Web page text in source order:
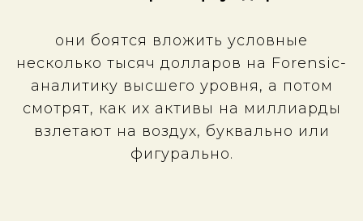
они боятся вложить условные
несколько тысяч долларов на Forensic-
аналитику высшего уровня, а потом
смотрят, как их активы на миллиарды
взлетают на воздух, буквально или
фигурально.